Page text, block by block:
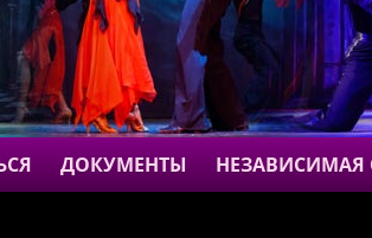
ДОКУМЕНТЫ НЕЗАВИСИМАЯ